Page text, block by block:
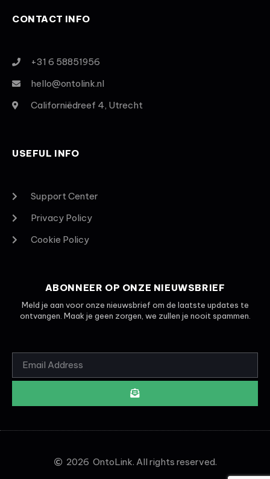
CONTACT INFO
+31 6 58851956
hello@ontolink.nl
Californiëdreef 4, Utrecht
USEFUL INFO
Support Center
Privacy Policy
Cookie Policy
ABONNEER OP ONZE NIEUWSBRIEF
Meld je aan voor onze nieuwsbrief om de laatste updates te
ontvangen. Maak je geen zorgen, we zullen je nooit spammen.
2026 OntoLink. All rights reserved.